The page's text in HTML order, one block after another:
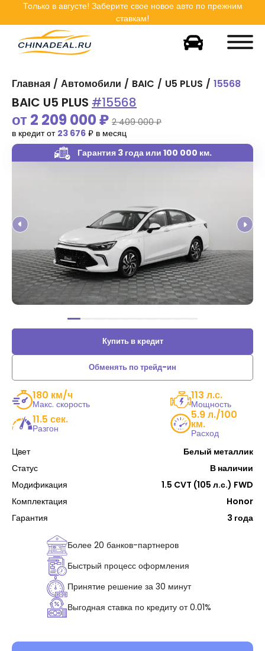
Только в августе! Заберите свое новое авто по прежним
ставкам!
Главная Автомобили BAIC U5 PLUS 15568
Купить в кредит
Обменять по трейд-ин
180 км/ч
Макс. скорость
113 л.с.
Мощность
11.5 сек.
Разгон
5.9 л./100
км.
Расход
Цвет
Белый металлик
Статус
В наличии
Модификация
1.5 CVT (105 л.с.) FWD
Комплектация
Honor
Гарантия
3 года
Более 20 банков-партнеров
Быстрый процесс оформления
Принятие решение за 30 минут
Выгодная ставка по кредиту от 0.01%
Гарантия 3 годаили 100 000 км.
от 2 209 000₽ 2 409 000 ₽
в кредит от 23 676 ₽ в месяц
BAIC U5 PLUS #15568